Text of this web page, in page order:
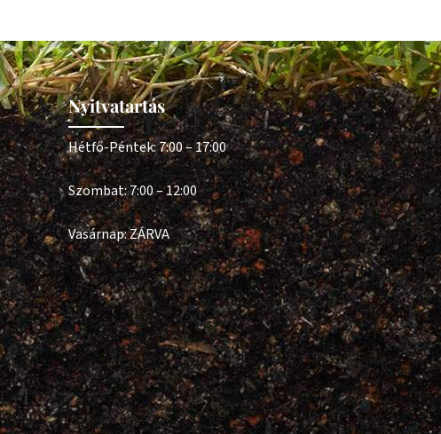
Nyitvatartás
Hétfő-Péntek: 7:00 – 17:00
Szombat: 7:00 – 12:00
Vasárnap: ZÁRVA